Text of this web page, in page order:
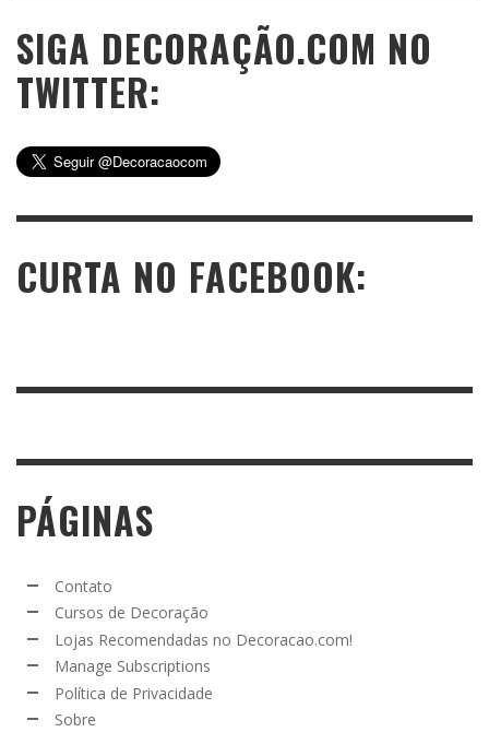
SIGA DECORAÇÃO.COM NO
TWITTER:
CURTA NO FACEBOOK:
PÁGINAS
Contato
Cursos de Decoração
Lojas Recomendadas no Decoracao.com!
Manage Subscriptions
Política de Privacidade
Sobre